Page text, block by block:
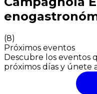
(8)
Próximos eventos
Descubre los eventos
próximos días y únete